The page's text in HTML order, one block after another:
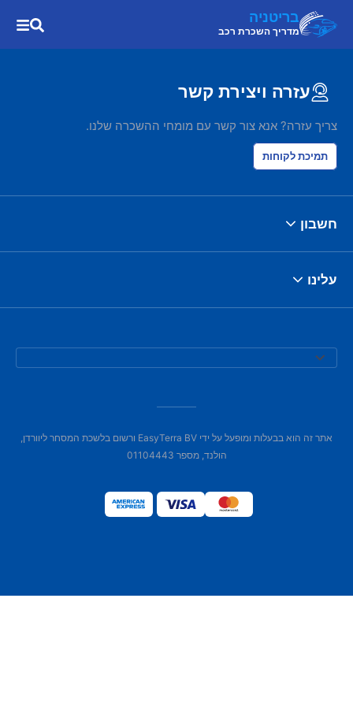
בריטניה
מדריך השכרת רכב
עזרה ויצירת קשר
צריך עזרה? אנא צור קשר עם מומחי ההשכרה שלנו.
תמיכת לקוחות
חשבון
עלינו
אתר זה הוא בבעלות ומופעל על ידי EasyTerra BV ורשום בלשכת המסחר ליוורדן,
הולנד, מספר 01104443